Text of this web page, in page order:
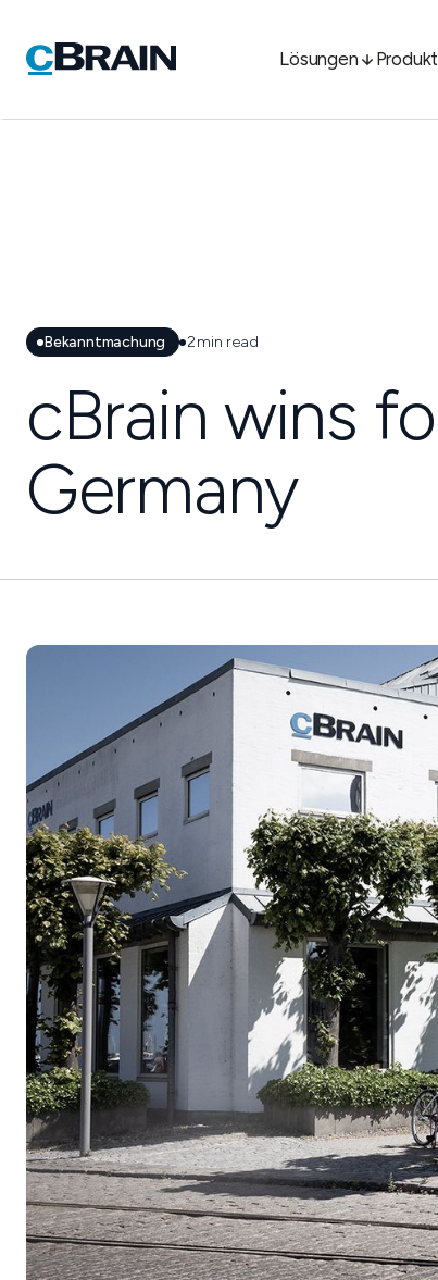
Lösungen
Bekanntmachung 2min read
cBrain wins
Germany